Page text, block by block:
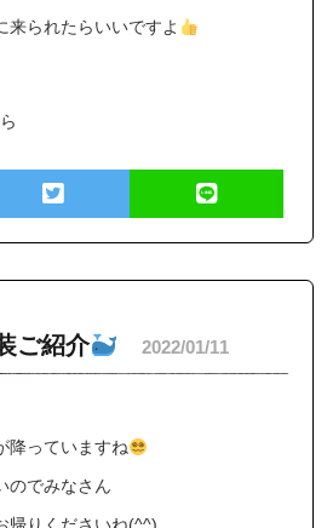
来られたらいいですよ
ご紹介 2022/01/11
降っていますね
のでみなさん